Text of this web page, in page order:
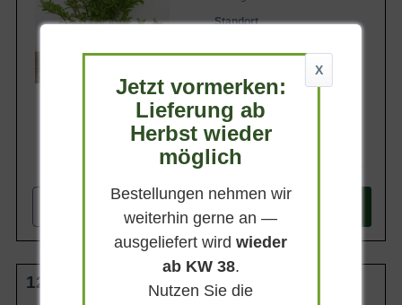
Standort
125-150 cm m. Db.
X
Jetzt vormerken:
Lieferung ab
Herbst wieder
möglich
Bestellungen nehmen wir
weiterhin gerne an —
ausgeliefert wirdwieder
ab KW 38.
Nutzen Sie die